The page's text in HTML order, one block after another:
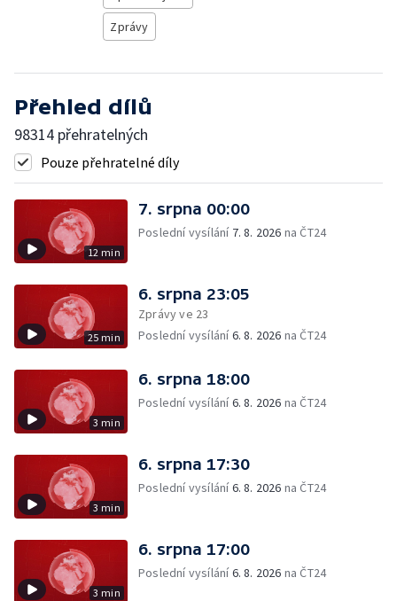
Zprávy
Přehled dílů
98314 přehratelných
Pouze přehratelné díly
12 min
7. srpna 00:00
Poslední vysílání 7. 8. 2026 na ČT24
25 min
6. srpna 23:05
Zprávy ve 23
Poslední vysílání6. 8. 2026 na ČT24
3 min
6. srpna 18:00
Poslední vysílání6. 8. 2026 na ČT24
3 min
6. srpna 17:30
Poslední vysílání6. 8. 2026 na ČT24
3 min
6. srpna 17:00
Poslední vysílání6. 8. 2026 na ČT24